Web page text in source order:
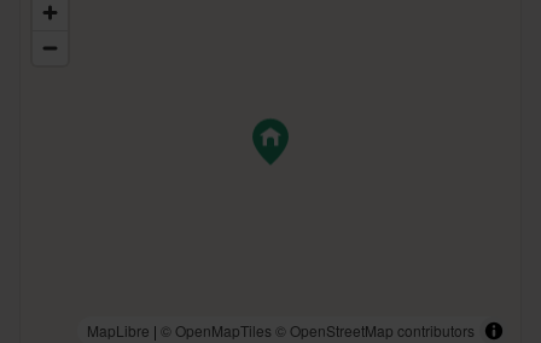
MapLibre | © OpenMapTiles © OpenStreetMap contributors